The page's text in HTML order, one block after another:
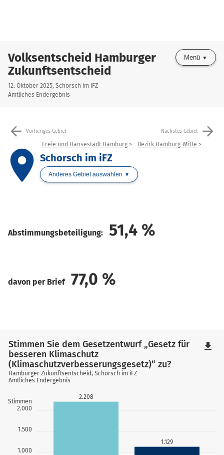
Volksentscheid Hamburger
Zukunftsentscheid
12. Oktober 2025, Schorsch im iFZ
Amtliches Endergebnis
Menü
arrow_back Vorheriges Gebiet Nächstes Gebiet arrow_forward
place
Freie und Hansestadt Hamburg Bezirk Hamburg-Mitte
Schorsch im iFZ
Anderes Gebiet auswählen
Abstimmungsbeteiligung: 51,4 %
davon per Brief 77,0 %
1.000
1.500
2.000
Stimmen
2.208
1.129
Stimmen Sie dem Gesetzentwurf „Gesetz für
besseren Klimaschutz
(Klimaschutzverbesserungsgesetz)“ zu?
Hamburger Zukunftsentscheid, Schorsch im iFZ
Amtliches Endergebnis
file_download